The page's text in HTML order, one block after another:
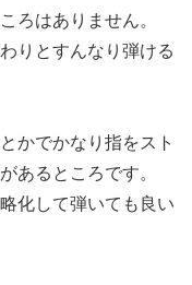
ろはありません。
りとすんなり弾ける
かでかなり指をスト
あるところです。
化して弾いても良い